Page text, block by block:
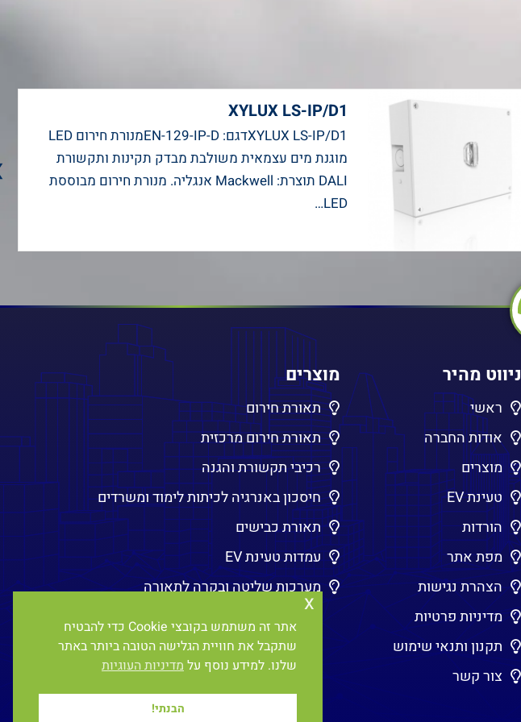
XYLUX LS-IP/D1
XYLUX LS-IP/D1דגם: EN-129-IP-Dמנורת חירום LED
מוגנת מים עצמאית משולבת מבדק תקינות ותקשורת
DALI תוצרת: Mackwell אנגליה. מנורת חירום מבוססת
LED…
ניווט מהיר
ראשי
אודות החברה
מוצרים
טעינת EV
הורדות
מפת אתר
הצהרת נגישות
מדיניות פרטיות
תקנון ותנאי שימוש
צור קשר
מוצרים
תאורת חירום
תאורת חירום מרכזית
רכיבי תקשורת והגנה
חיסכון באנרגיה לכיתות לימוד ומשרדים
תאורת כבישים
עמדות טעינת EV
מערכות שליטה ובקרה לתאורה
אתר זה משתמש בקובצי Cookie כדי להבטיח
שתקבל את חוויית הגלישה הטובה ביותר באתר
שלנו. למידע נוסף עלמדיניות העוגיות
הבנתי!
x